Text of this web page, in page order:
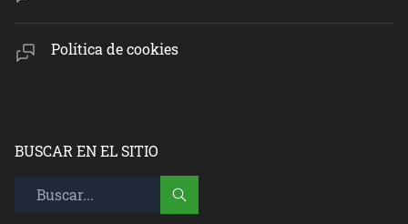
Política de cookies
BUSCAR EN EL SITIO